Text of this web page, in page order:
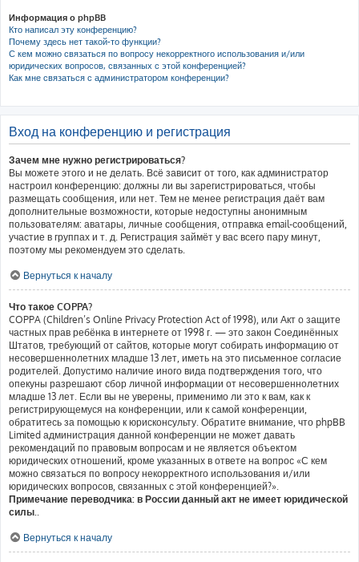
Информация о phpBB
Кто написал эту конференцию?
Почему здесь нет такой-то функции?
С кем можно связаться по вопросу некорректного использования и/или
юридических вопросов, связанных с этой конференцией?
Как мне связаться с администратором конференции?
Вход на конференцию и регистрация
Зачем мне нужно регистрироваться?
Вы можете этого и не делать. Всё зависит от того, как администратор
настроил конференцию: должны ли вы зарегистрироваться, чтобы
размещать сообщения, или нет. Тем не менее регистрация даёт вам
дополнительные возможности, которые недоступны анонимным
пользователям: аватары, личные сообщения, отправка email-сообщений,
участие в группах и т. д. Регистрация займёт у вас всего пару минут,
поэтому мы рекомендуем это сделать.
Вернуться к началу
Что такое COPPA?
COPPA (Children’s Online Privacy Protection Act of 1998), или Акт о защите
частных прав ребёнка в интернете от 1998 г. — это закон Соединённых
Штатов, требующий от сайтов, которые могут собирать информацию от
несовершеннолетних младше 13 лет, иметь на это письменное согласие
родителей. Допустимо наличие иного вида подтверждения того, что
опекуны разрешают сбор личной информации от несовершеннолетних
младше 13 лет. Если вы не уверены, применимо ли это к вам, как к
регистрирующемуся на конференции, или к самой конференции,
обратитесь за помощью к юрисконсульту. Обратите внимание, что phpBB
Limited администрация данной конференции не может давать
рекомендаций по правовым вопросам и не является объектом
юридических отношений, кроме указанных в ответе на вопрос «С кем
можно связаться по вопросу некорректного использования и/или
юридических вопросов, связанных с этой конференцией?».
Примечание переводчика: в России данный акт не имеет юридической
силы..
Вернуться к началу